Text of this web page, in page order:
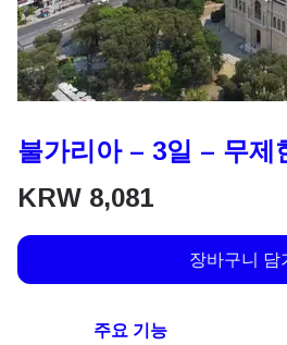
불가리아 – 3일 – 무제
KRW 8,081
장바구니 담
주요 기능